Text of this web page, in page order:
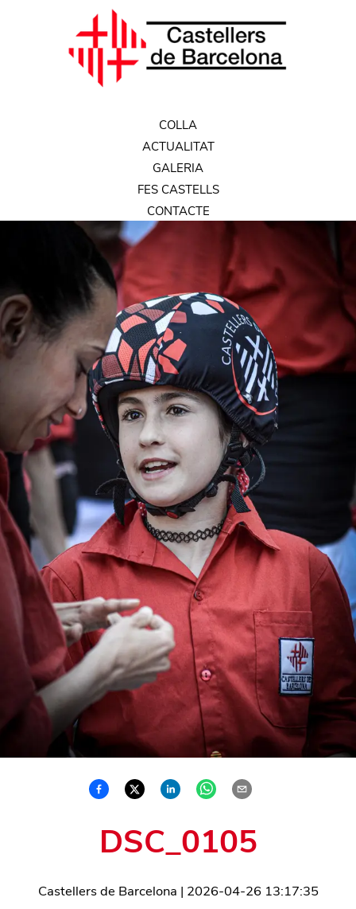
COLLA
ACTUALITAT
GALERIA
FES CASTELLS
CONTACTE
DSC_0105
Castellers de Barcelona | 2026-04-26 13:17:35